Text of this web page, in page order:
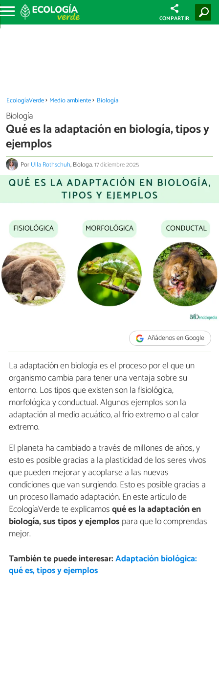
COMPARTIR
EcologíaVerde Medio ambiente Biología
Biología
Qué es la adaptación en biología, tipos y
ejemplos
PorUlla Rothschuh, Bióloga.17 diciembre 2025
Añádenos en Google
La adaptación en biología es el proceso por el que un
organismo cambia para tener una ventaja sobre su
entorno. Los tipos que existen son la fisiológica,
morfológica y conductual. Algunos ejemplos son la
adaptación al medio acuático, al frío extremo o al calor
extremo.
El planeta ha cambiado a través de millones de años, y
esto es posible gracias a la plasticidad de los seres vivos
que pueden mejorar y acoplarse a las nuevas
condiciones que van surgiendo. Esto es posible gracias a
un proceso llamado adaptación. En este artículo de
EcologíaVerde te explicamosqué es la adaptación en
biología, sus tipos y ejemplos para que lo comprendas
mejor.
También te puede interesar:Adaptación biológica:
qué es, tipos y ejemplos